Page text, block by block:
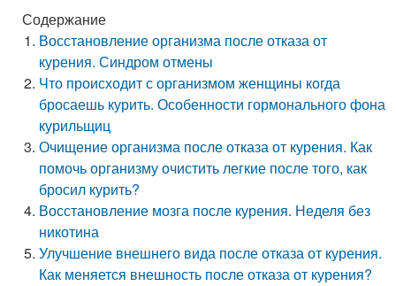
Содержание
Восстановление организма после отказа от
курения. Синдром отмены
Что происходит с организмом женщины когда
бросаешь курить. Особенности гормонального фона
курильщиц
Очищение организма после отказа от курения. Как
помочь организму очистить легкие после того, как
бросил курить?
Восстановление мозга после курения. Неделя без
никотина
Улучшение внешнего вида после отказа от курения.
Как меняется внешность после отказа от курения?